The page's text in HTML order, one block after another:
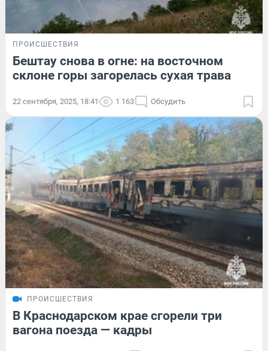
ПРОИСШЕСТВИЯ
Бештау снова в огне: на восточном
склоне горы загорелась сухая трава
22 сентября, 2025, 18:41 1 163 Обсудить
ПРОИСШЕСТВИЯ
В Краснодарском крае сгорели три
вагона поезда — кадры